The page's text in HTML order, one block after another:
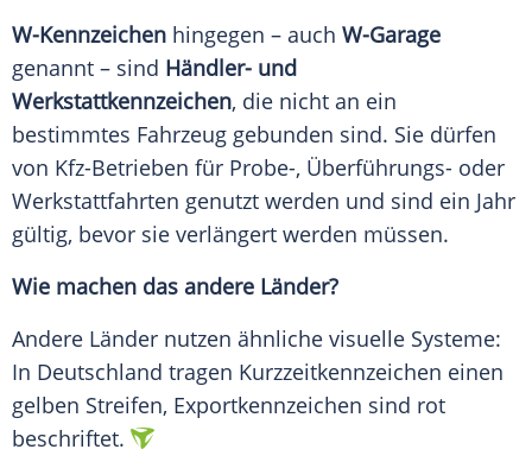
W-Kennzeichen hingegen – auch W-Garage
genannt – sind Händler- und
Werkstattkennzeichen, die nicht an ein
bestimmtes Fahrzeug gebunden sind. Sie dürfen
von Kfz-Betrieben für Probe-, Überführungs- oder
Werkstattfahrten genutzt werden und sind ein Jahr
gültig, bevor sie verlängert werden müssen.
Wie machen das andere Länder?
Andere Länder nutzen ähnliche visuelle Systeme:
In Deutschland tragen Kurzzeitkennzeichen einen
gelben Streifen, Exportkennzeichen sind rot
beschriftet.